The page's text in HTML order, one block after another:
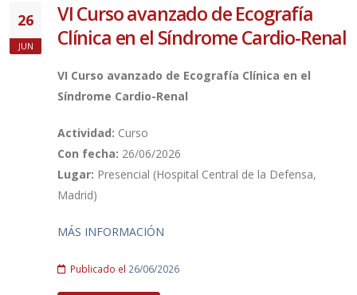
26
JUN
VI Curso avanzado de Ecografía
Clínica en el Síndrome Cardio-Renal
VI Curso avanzado de Ecografía Clínica en el
Síndrome Cardio-Renal
Actividad: Curso
Con fecha: 26/06/2026
Lugar: Presencial (Hospital Central de la Defensa,
Madrid)
MÁS INFORMACIÓN
Publicado el 26/06/2026